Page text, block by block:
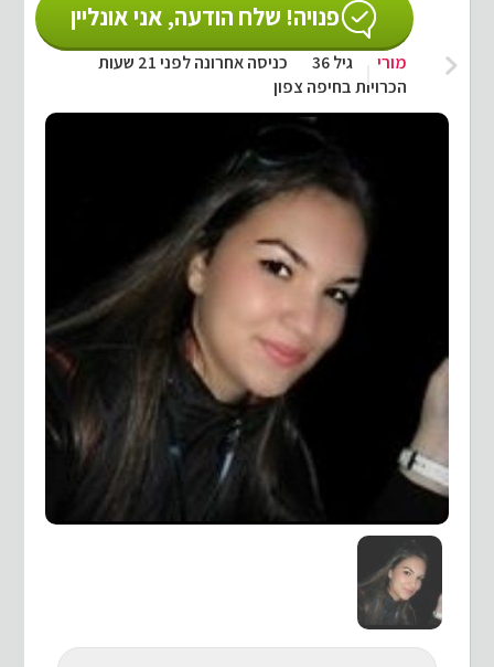
פנויה! שלח הודעה, אני אונליין
מורי גיל 36
כניסה אחרונה לפני 21 שעות
הכרויות בחיפה צפון